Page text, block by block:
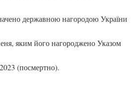
державною нагородою України
яким його нагороджено Указом
(посмертно).